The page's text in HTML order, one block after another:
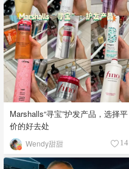
Marshalls“寻宝”护发产品，选择平
价的好去处
Wendy甜甜 14